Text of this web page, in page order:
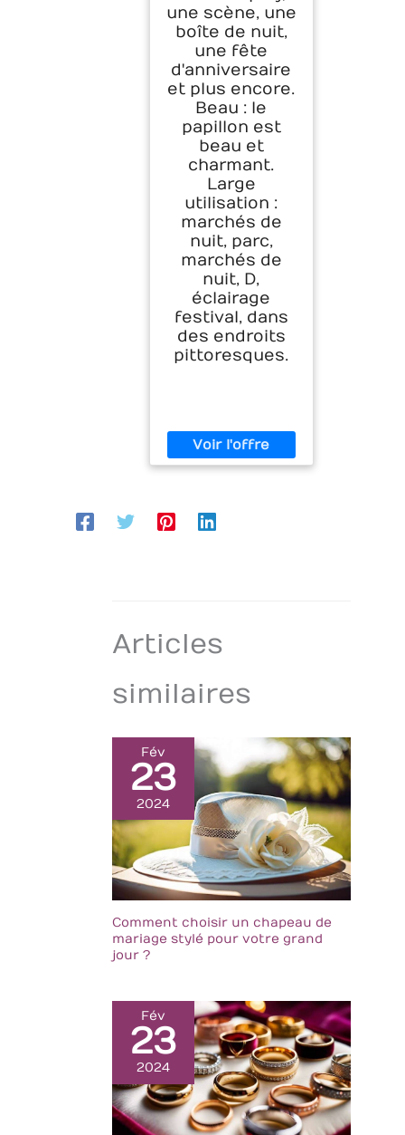
une scène, une
boîte de nuit,
une fête
d'anniversaire
et plus encore.
Beau : le
papillon est
beau et
charmant.
Large
utilisation :
marchés de
nuit, parc,
marchés de
nuit, D,
éclairage
festival, dans
des endroits
pittoresques.
Articles
similaires
Fév
23
2024
Comment choisir un chapeau de
mariage stylé pour votre grand
jour ?
Fév
23
2024